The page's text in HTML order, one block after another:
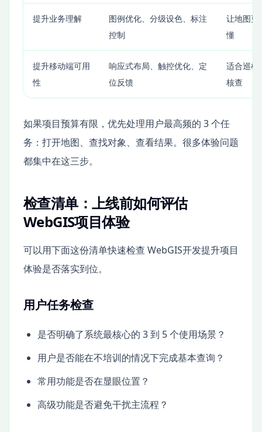
提升业务理解
图例优化、分级设色、标注
控制
让地图更
懂
提升移动端可用
性
响应式布局、触控优化、定
位反馈
适合巡检
核查
如果项目预算有限，优先处理用户最高频的 3 个任
务：打开地图、查找对象、查看结果。很多体验问题
都集中在这三步。
检查清单：上线前如何评估
WebGIS项目体验
可以用下面这份清单快速检查 WebGIS开发提升项目
体验是否落实到位。
用户任务检查
是否明确了系统最核心的 3 到 5 个使用场景？
用户是否能在不培训的情况下完成基本查询？
常用功能是否在显眼位置？
高级功能是否避免干扰主流程？